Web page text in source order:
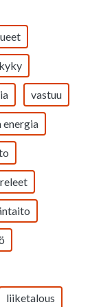
vastuu
energia
releet
liiketalous